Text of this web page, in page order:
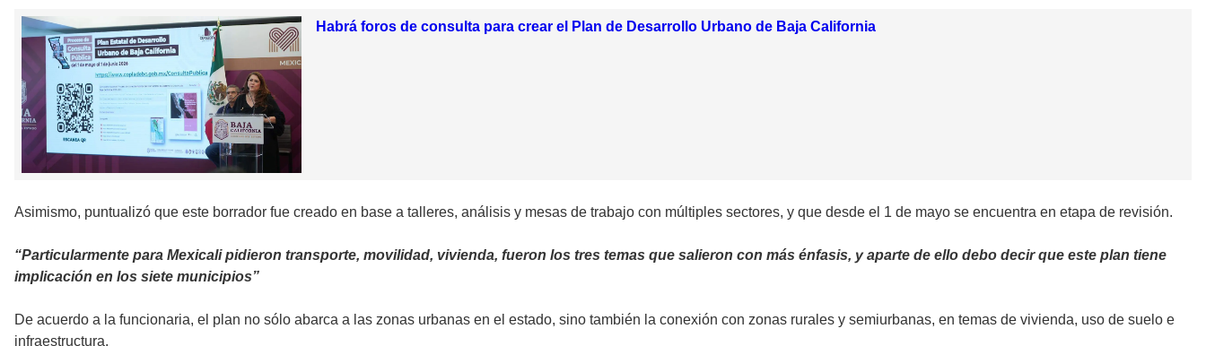
Habrá foros de consulta para crear el Plan de Desarrollo Urbano de Baja California
Asimismo, puntualizó que este borrador fue creado en base a talleres, análisis y mesas de trabajo con múltiples sectores, y que desde el 1 de mayo se encuentra en etapa de revisión.
“Particularmente para Mexicali pidieron transporte, movilidad, vivienda, fueron los tres temas que salieron con más énfasis, y aparte de ello debo decir que este plan tiene
implicación en los siete municipios”
De acuerdo a la funcionaria, el plan no sólo abarca a las zonas urbanas en el estado, sino también la conexión con zonas rurales y semiurbanas, en temas de vivienda, uso de suelo e
infraestructura.